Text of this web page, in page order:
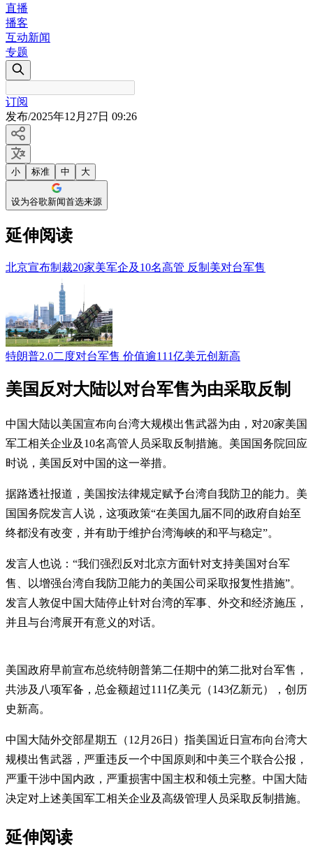
直播
播客
互动新闻
专题
订阅
发布/2025年12月27日 09:26
小 标准 中 大
设为谷歌新闻首选来源
延伸阅读
北京宣布制裁20家美军企及10名高管 反制美对台军售
特朗普2.0二度对台军售 价值逾111亿美元创新高
美国反对大陆以对台军售为由采取反制
中国大陆以美国宣布向台湾大规模出售武器为由，对20家美国
军工相关企业及10名高管人员采取反制措施。美国国务院回应
时说，美国反对中国的这一举措。
据路透社报道，美国按法律规定赋予台湾自我防卫的能力。美
国国务院发言人说，这项政策“在美国九届不同的政府自始至
终都没有改变，并有助于维护台湾海峡的和平与稳定”。
发言人也说：“我们强烈反对北京方面针对支持美国对台军
售、以增强台湾自我防卫能力的美国公司采取报复性措施”。
发言人敦促中国大陆停止针对台湾的军事、外交和经济施压，
并且与台湾展开有意义的对话。
美国政府早前宣布总统特朗普第二任期中的第二批对台军售，
共涉及八项军备，总金额超过111亿美元（143亿新元），创历
史新高。
中国大陆外交部星期五（12月26日）指美国近日宣布向台湾大
规模出售武器，严重违反一个中国原则和中美三个联合公报，
严重干涉中国内政，严重损害中国主权和领土完整。中国大陆
决定对上述美国军工相关企业及高级管理人员采取反制措施。
延伸阅读